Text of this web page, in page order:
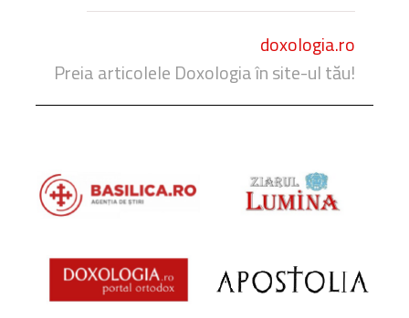
doxologia.ro
Preia articolele Doxologia în site-ul tău!